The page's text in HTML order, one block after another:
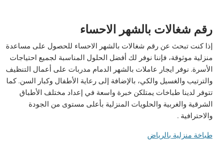
رقم شغالات بالشهر الاحساء
إذا كنت تبحث عن رقم شغالات بالشهر الاحساء للحصول على مساعدة
منزلية موثوقة، فإننا نوفر لك أفضل الحلول المناسبة لجميع احتياجات
الأسرة. نوفر ايجار عاملات بالشهر الدمام مدربات على أعمال التنظيف
والترتيب والغسيل والكي، بالإضافة إلى رعاية الأطفال وكبار السن. كما
تتوفر لدينا طباخات يمتلكن خبرة واسعة في إعداد مختلف الأطباق
الشرقية والغربية والحلويات المنزلية بأعلى مستوى من الجودة
والاحترافية .
طباخة منزلية بالرياض